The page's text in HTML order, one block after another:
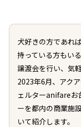
犬好きの方であれ
持っている方もい
譲渡会を行い、気
2023年6月、アク
ェルターanifareお
ーを都内の商業施
いて紹介します。